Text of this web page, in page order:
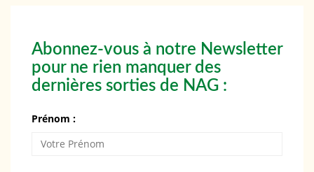
Abonnez-vous à notre Newsletter
pour ne rien manquer des
dernières sorties de NAG :
Prénom :